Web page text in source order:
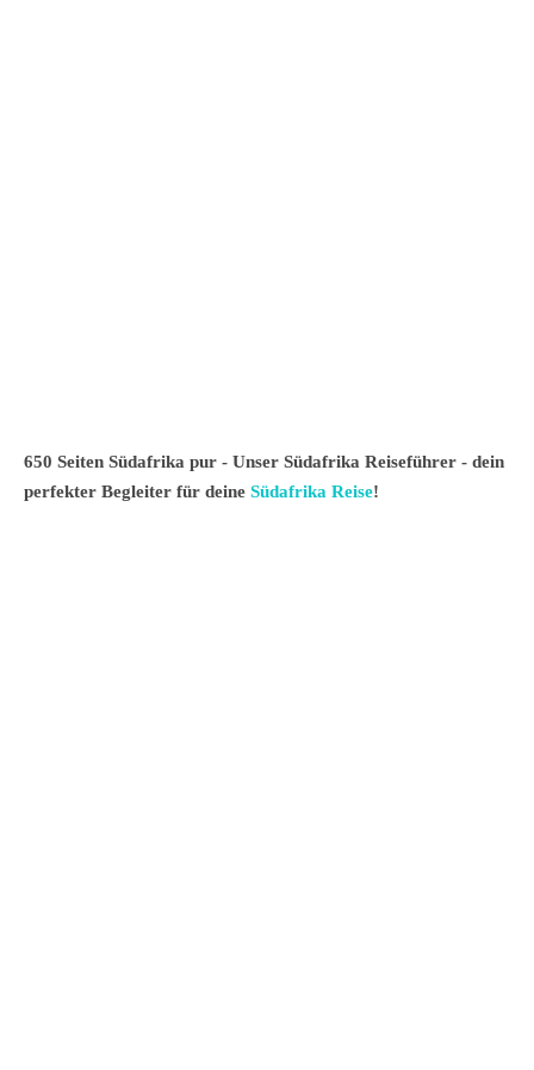
650 Seiten Südafrika pur - Unser Südafrika Reiseführer - dein
perfekter Begleiter für deine Südafrika Reise!